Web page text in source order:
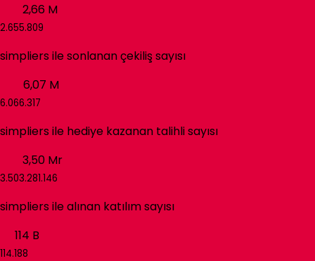
2,66 M
2.655.809
simpliers ile sonlanan çekiliş sayısı
6,07 M
6.066.317
simpliers ile hediye kazanan talihli sayısı
3,50 Mr
3.503.281.146
simpliers ile alınan katılım sayısı
114 B
114.188